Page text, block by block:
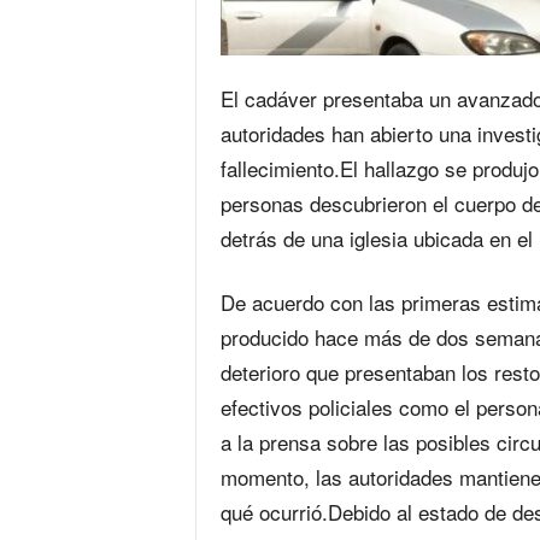
El cadáver presentaba un
autoridades han abierto una
fallecimiento.El hallazgo se
personas descubrieron el cuerpo
detrás de una iglesia ubicada en
De acuerdo con las primeras
producido hace más de dos
deterioro que presentaban los
efectivos policiales como el
a la prensa sobre las posibles
momento, las autoridades
qué ocurrió.Debido al estado de